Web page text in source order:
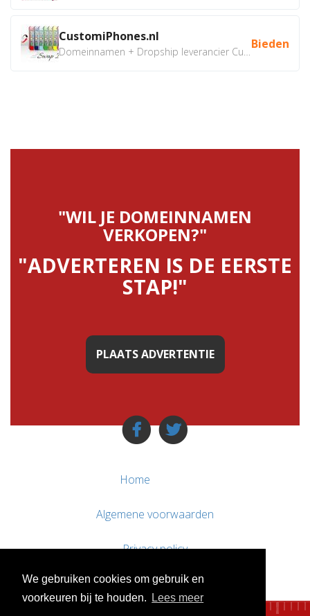
We gebruiken cookies om gebruik en
voorkeuren bij te houden.
Lees meer
CustomiPhones.nl Bieden
"WIL JE DOMEINNAMEN
VERKOPEN?"
"ADVERTEREN IS DE EERSTE
STAP!"
PLAATS ADVERTENTIE
Home
Algemene voorwaarden
Privacy policy
Contact / Support